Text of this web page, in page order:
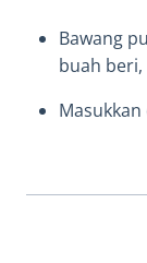
Bawang
buah